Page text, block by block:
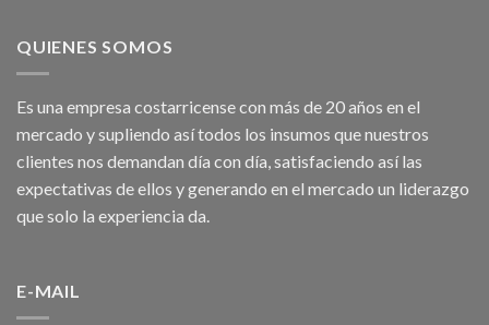
QUIENES SOMOS
Es una empresa costarricense con más de 20 años en el
mercado y supliendo así todos los insumos que nuestros
clientes nos demandan día con día, satisfaciendo así las
expectativas de ellos y generando en el mercado un liderazgo
que solo la experiencia da.
E-MAIL